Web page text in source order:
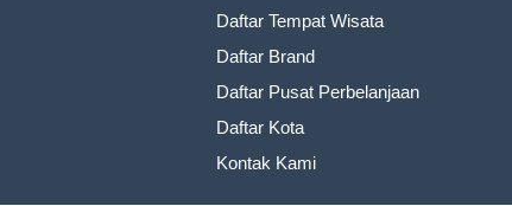
Daftar Tempat Wisata
Daftar Brand
Daftar Pusat Perbelanjaan
Daftar Kota
Kontak Kami